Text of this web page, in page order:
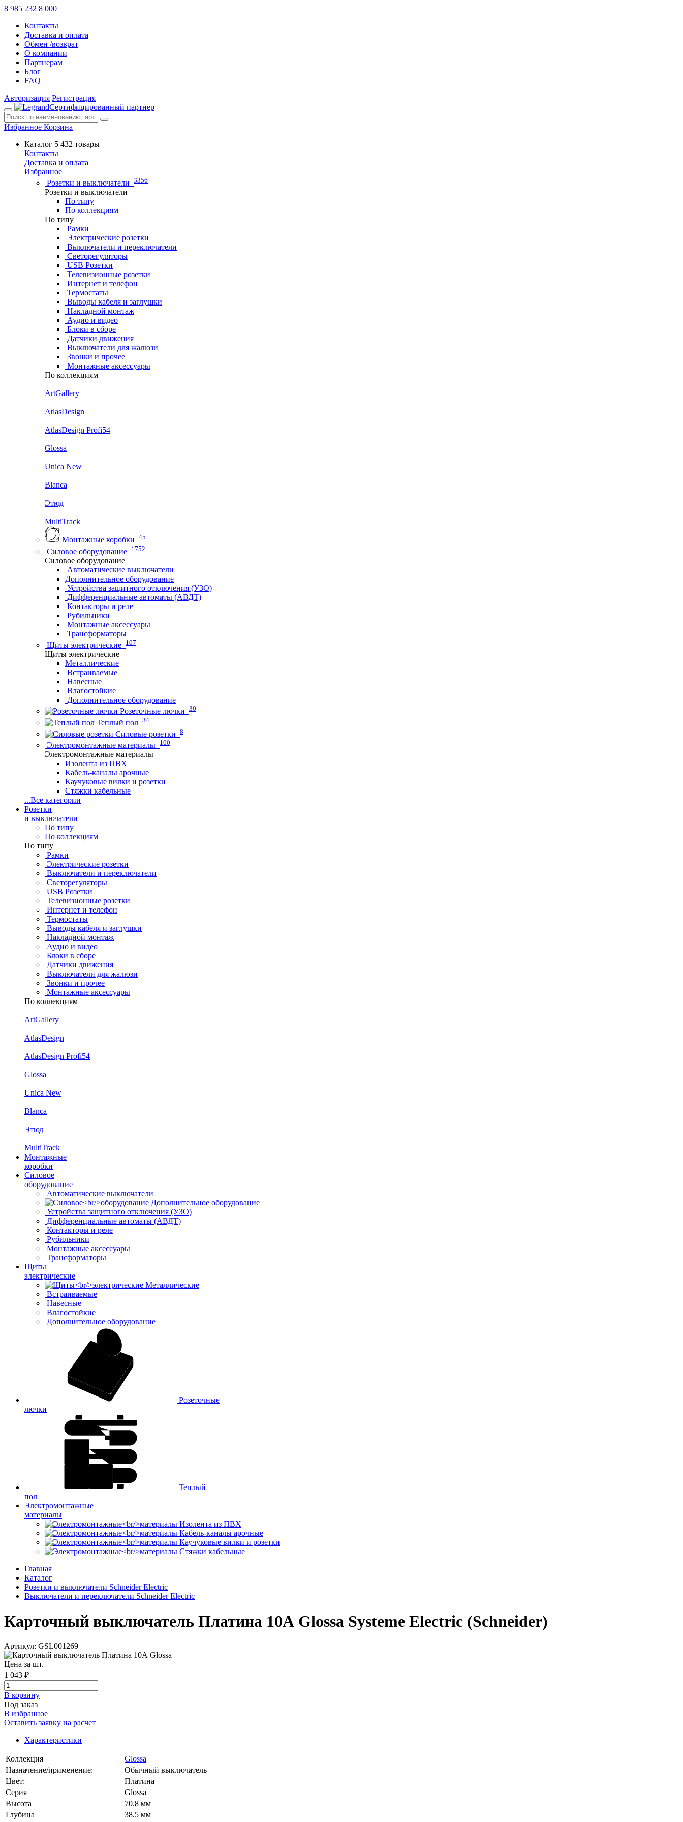
8 985 232 8 000
Контакты
Доставка и оплата
Обмен /возврат
О компании
Партнерам
Блог
FAQ
Авторизация Регистрация
Сертифицированный партнер
Избранное Корзина
Каталог 5 432 товары
Контакты
Доставка и оплата
Избранное
Розетки и выключатели 3356
Розетки и выключатели
По типу
По коллекциям
По типу
Рамки
Электрические розетки
Выключатели и переключатели
Светорегуляторы
USB Розетки
Телевизионные розетки
Интернет и телефон
Термостаты
Выводы кабеля и заглушки
Накладной монтаж
Аудио и видео
Блоки в сборе
Датчики движения
Выключатели для жалюзи
Звонки и прочее
Монтажные аксессуары
По коллекциям
ArtGallery
AtlasDesign
AtlasDesign Profi54
Glossa
Unica New
Blanca
Этюд
MultiTrack
Монтажные коробки 45
Силовое оборудование 1752
Силовое оборудование
Автоматические выключатели
Дополнительное оборудование
Устройства защитного отключения (УЗО)
Дифференциальные автоматы (АВДТ)
Контакторы и реле
Рубильники
Монтажные аксессуары
Трансформаторы
Щиты электрические 107
Щиты электрические
Металлические
Встраиваемые
Навесные
Влагостойкие
Дополнительное оборудование
Розеточные лючки 30
Теплый пол 34
Силовые розетки 8
Электромонтажные материалы 100
Электромонтажные материалы
Изолента из ПВХ
Кабель-каналы арочные
Каучуковые вилки и розетки
Стяжки кабельные
...Все категории
Розетки
и выключатели
По типу
По коллекциям
По типу
Рамки
Электрические розетки
Выключатели и переключатели
Светорегуляторы
USB Розетки
Телевизионные розетки
Интернет и телефон
Термостаты
Выводы кабеля и заглушки
Накладной монтаж
Аудио и видео
Блоки в сборе
Датчики движения
Выключатели для жалюзи
Звонки и прочее
Монтажные аксессуары
По коллекциям
ArtGallery
AtlasDesign
AtlasDesign Profi54
Glossa
Unica New
Blanca
Этюд
MultiTrack
Монтажные
коробки
Силовое
оборудование
Автоматические выключатели
Дополнительное оборудование
Устройства защитного отключения (УЗО)
Дифференциальные автоматы (АВДТ)
Контакторы и реле
Рубильники
Монтажные аксессуары
Трансформаторы
Щиты
электрические
Металлические
Встраиваемые
Навесные
Влагостойкие
Дополнительное оборудование
Розеточные
лючки
Теплый
пол
Электромонтажные
материалы
Изолента из ПВХ
Кабель-каналы арочные
Каучуковые вилки и розетки
Стяжки кабельные
Главная
Каталог
Розетки и выключатели Schneider Electric
Выключатели и переключатели Schneider Electric
Карточный выключатель Платина 10А Glossa Systeme Electric (Schneider)
Артикул: GSL001269
Цена за шт.
1 043 ₽
В корзинy
Под заказ
В избранное
Оставить заявку на расчет
Характеристики
Коллекция
Glossa
Назначение/применение:
Обычный выключатель
Цвет:
Платина
Серия
Glossa
Высота
70.8 мм
Глубина
38.5 мм